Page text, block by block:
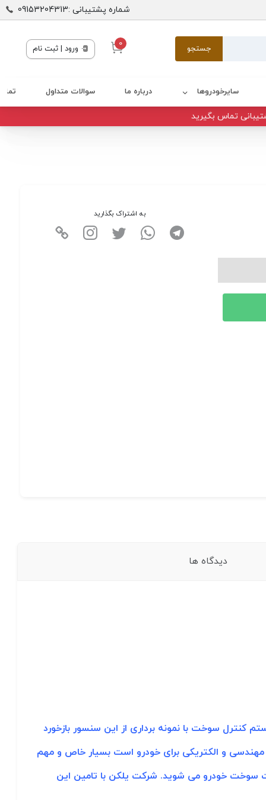
شماره پشتیبانی :09153204313
جستجو 0 ورود | ثبت نام
سایرخودروها درباره ما سوالات متداول
تماس بگیرید
به اشتراک بگذارید
دیدگاه ها
سوخت با نمونه برداری از این سنسور بازخورد
مهندسی و الکتریکی برای خودرو است بسیار خاص و مهم
سوخت خودرو می شوید. شرکت یلکن با تامین این